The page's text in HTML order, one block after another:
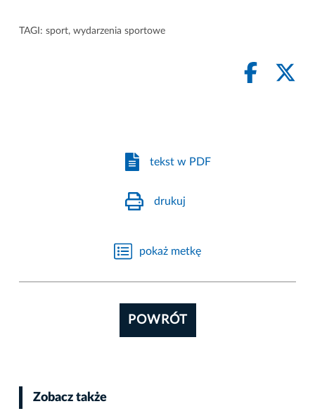
TAGI: sport, wydarzenia sportowe
tekst w PDF
drukuj
pokaż metkę
POWRÓT
Zobacz także